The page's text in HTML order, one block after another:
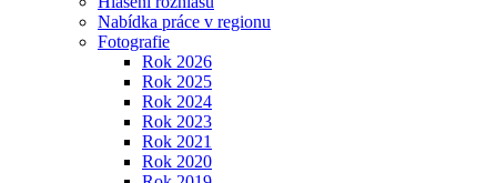
Nabídka práce v regionu
Fotografie
Rok 2026
Rok 2025
Rok 2024
Rok 2023
Rok 2021
Rok 2020